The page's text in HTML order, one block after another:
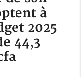
à
2025
44,3